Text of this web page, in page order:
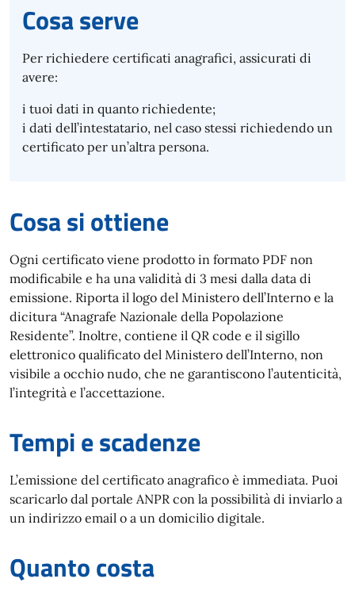
Cosa serve
Per richiedere certificati anagrafici, assicurati di
avere:
i tuoi dati in quanto richiedente;
i dati dell’intestatario, nel caso stessi richiedendo un
certificato per un’altra persona.
Cosa si ottiene
Ogni certificato viene prodotto in formato PDF non
modificabile e ha una validità di 3 mesi dalla data di
emissione. Riporta il logo del Ministero dell’Interno e la
dicitura “Anagrafe Nazionale della Popolazione
Residente”. Inoltre, contiene il QR code e il sigillo
elettronico qualificato del Ministero dell’Interno, non
visibile a occhio nudo, che ne garantiscono l’autenticità,
l’integrità e l’accettazione.
Tempi e scadenze
L’emissione del certificato anagrafico è immediata. Puoi
scaricarlo dal portale ANPR con la possibilità di inviarlo a
un indirizzo email o a un domicilio digitale.
Quanto costa